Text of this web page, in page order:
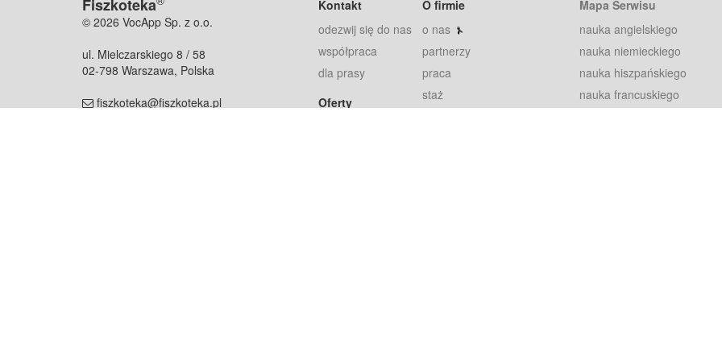
Fiszkoteka
© 2026 VocApp Sp. z o.o.
ul. Mielczarskiego 8 / 58
02-798 Warszawa, Polska
fiszkoteka@fiszkoteka.pl
Kontakt
odezwij się do nas
współpraca
dla prasy
Oferty
O firmie
o nas
partnerzy
praca
staż
Mapa Serwisu
nauka angielskiego
nauka niemieckiego
nauka hiszpańskiego
nauka francuskiego